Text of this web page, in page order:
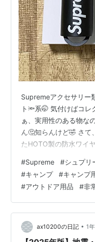
Supremeアクセサリー
ト🔦系🤭 気付けばコ
ぁ、実用性のある物な
ん🤔知らんけど🤣 さ
たHOTO製の防水ワイ
ライトモード🧐 ろうそ
フラッシュライトモー
ズの割にそれなりに明
Supremeコラボでいく
売価格が¥8,910（税込
#Supreme #シュプリ
#キャンプ #キャンプ
#アウトドア用品 #非
ax10200の日記 • 1